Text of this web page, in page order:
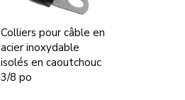
Colliers pour câble en
acier inoxydable
isolés en caoutchouc
3/8 po